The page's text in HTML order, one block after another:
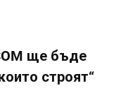
ще бъде
строят“